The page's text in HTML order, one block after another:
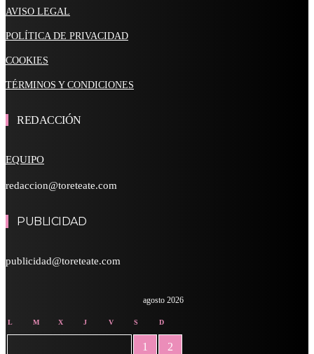
AVISO LEGAL
POLÍTICA DE PRIVACIDAD
COOKIES
TÉRMINOS Y CONDICIONES
REDACCIÓN
EQUIPO
redaccion@toreteate.com
PUBLICIDAD
publicidad@toreteate.com
agosto 2026
L M X J V S D
1 2